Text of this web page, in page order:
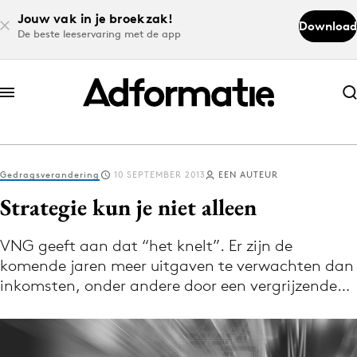
Jouw vak in je broekzak!
De beste leeservaring met de app
Download
Abonneer nu
Abonneer nu
Log in
Download de app
Volg het laatste nieuws via de Adformatie
Nieuws app
Gedragsverandering 10 SEPTEMBER 2013 EEN AUTEUR
Strategie kun je niet alleen
VNG geeft aan dat “het knelt”. Er zijn de
komende jaren meer uitgaven te verwachten dan
inkomsten, onder andere door een vergrijzende…